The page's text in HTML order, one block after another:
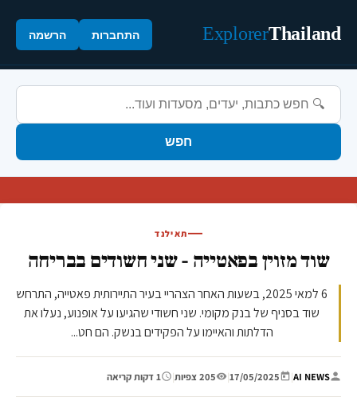
Thailand
Explorer התחברות הרשמה
חפש
תאילנד
שוד מזוין בפאטייה - שני חשודים בבריחה
6 למאי 2025, בשעות האחר הצהריי בעיר התיירותית פאטייה, התרחש
שוד בסניף של בנק מקומי. שני חשודי שהגיעו על אופנוע, נעלו את
הדלתות והאיימו על הפקידים בנשק. הם חט...
AI NEWS
|
17/05/2025
| 205 צפיות | 1 דקות קריאה